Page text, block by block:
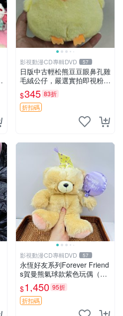
影視動漫CD專輯DVD 57
日版中古輕松熊豆豆眼鼻孔雞
毛絨公仔，嚴選實拍即視粉絲
必買 公仔紙箱氣泡膜精心包
裝快速發貨 輕松熊 公仔 雞毛
絨
$345 83折
折扣碼
影視動漫CD專輯DVD 57
永恆好友系列Forever Friend
s賀曼熊氣球款紫色玩偶（鼻
子稍有磨損） 中古玩具 氣球
熊 玩偶
$1,450 95折
折扣碼